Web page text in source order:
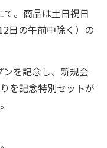
。商品は土日祝日
日の午前中除く）の
を記念し、新規会
を記念特別セットが